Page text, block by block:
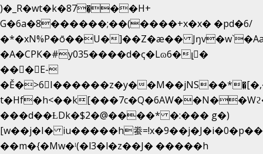
)�_R�wt�k�87�̠��H+
G�6a�8������;��(����+x�x� �pd�6/
�*�xN%P�ō��U�]��Z�æ��
�A�CPK�#y035����d�ҁ�Lɷ6�լ�
���E-
�Ě�>6򁊔I������z�y�
���d��ȽDk�$2�@����* �:��� g�)
[w��j�I� iu�����h䖭=!x�9��j�J�i�0�p��
��m�{�Mw�ˡ(�l3�l�z��J� �����h